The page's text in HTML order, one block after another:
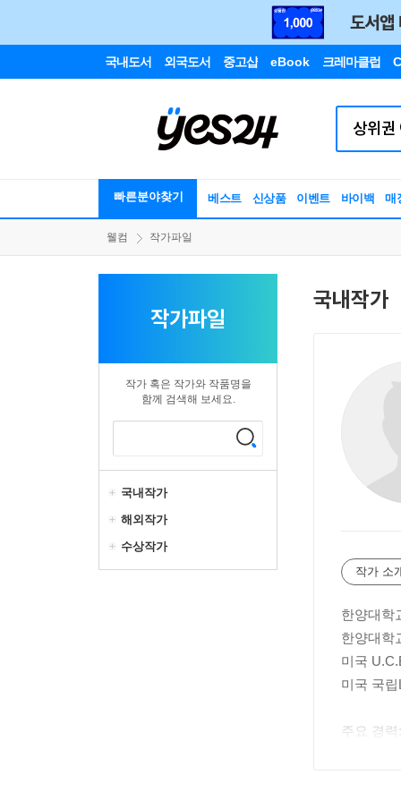
국내도서 외국도서 중고샵 eBook 크레마클럽
빠른분야찾기 베스트 신상품 이벤트 바이백 매
웰컴 작가파일
작가파일
작가 혹은 작가와 작품명을
함께 검색해 보세요.
국내작가
해외작가
수상작가
국내작가
작가 소
한양대학
한양대학
미국
미국 국
주요 경력: